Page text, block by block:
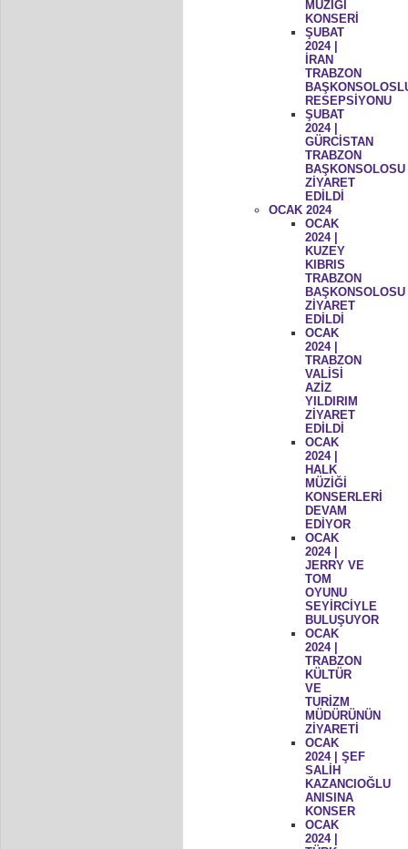
MÜZİĞİ
KONSERİ
ŞUBAT
2024 |
İRAN
TRABZON
RESEPSİYONU
ŞUBAT
2024 |
GÜRCİSTAN
TRABZON
BAŞKONSOLOSU
ZİYARET
EDİLDİ
OCAK 2024
OCAK
2024 |
KUZEY
KIBRIS
TRABZON
BAŞKONSOLOSU
ZİYARET
EDİLDİ
OCAK
2024 |
TRABZON
VALİSİ
AZİZ
YILDIRIM
ZİYARET
EDİLDİ
OCAK
2024 |
HALK
MÜZİĞİ
KONSERLERİ
DEVAM
EDİYOR
OCAK
2024 |
JERRY VE
TOM
OYUNU
SEYİRCİYLE
BULUŞUYOR
OCAK
2024 |
TRABZON
KÜLTÜR
VE
TURİZM
MÜDÜRÜNÜN
ZİYARETİ
OCAK
2024 | ŞEF
SALİH
KAZANCIOĞLU
ANISINA
KONSER
OCAK
2024 |